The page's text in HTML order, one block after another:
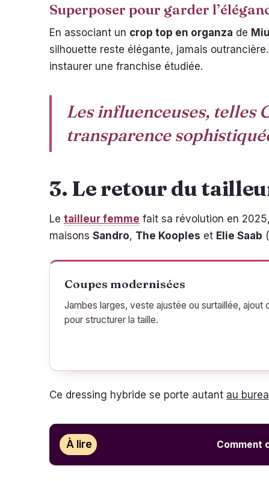
Superposer pour garder
En associant un crop top en organza de
silhouette reste élégante, jamais
instaurer une franchise étudiée.
Les influenceuses, telles
transparence
3. Le retour du
Le tailleur femme fait sa révolution en
maisons Sandro, The Kooples et Elie Saab
Coupes modernisées
Jambes larges, veste ajustée ou surtaillée, ajout
pour structurer la taille.
Ce dressing hybride se porte autant au
À lire Comment